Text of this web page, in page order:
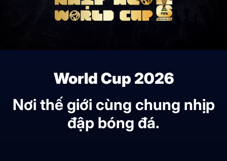
World Cup 2026
Nơi thế giới cùng chung nhịp
đập bóng đá.